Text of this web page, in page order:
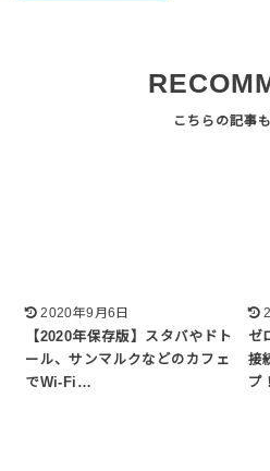
2020年9月6日
【2020年保存版】スタバやドト
ール、サンマルクなどのカフェ
でWi-Fi…
ゼ
接
プ！